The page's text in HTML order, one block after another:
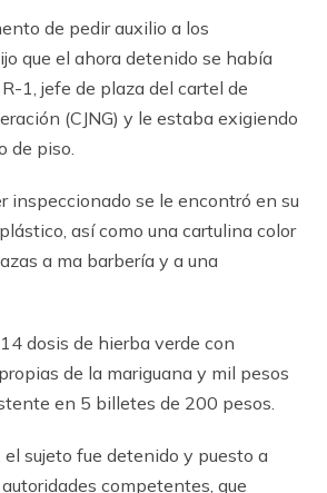
de pedir auxilio a los
que el ahora detenido se había
1, jefe de plaza del cartel de
(CJNG) y le estaba exigiendo
de piso.
inspeccionado se le encontró en su
así como una cartulina color
a ma barbería y a una
dosis de hierba verde con
de la mariguana y mil pesos
en 5 billetes de 200 pesos.
sujeto fue detenido y puesto a
competentes, que